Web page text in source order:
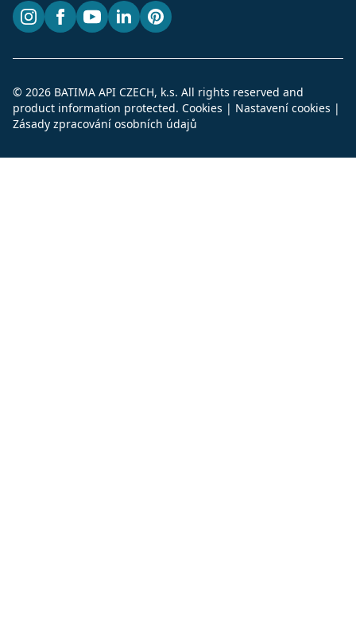
Instagram
FacebookYouTubeLinkedInPinterest
© 2026 BATIMA API CZECH, k.s. All rights reserved and
product information protected. Cookies | Nastavení cookies |
Zásady zpracování osobních údajů